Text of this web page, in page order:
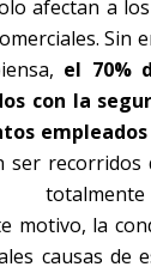
afectan a
Sin
el 70%
con la
ser recorridos
totalmente
motivo, la
causas de